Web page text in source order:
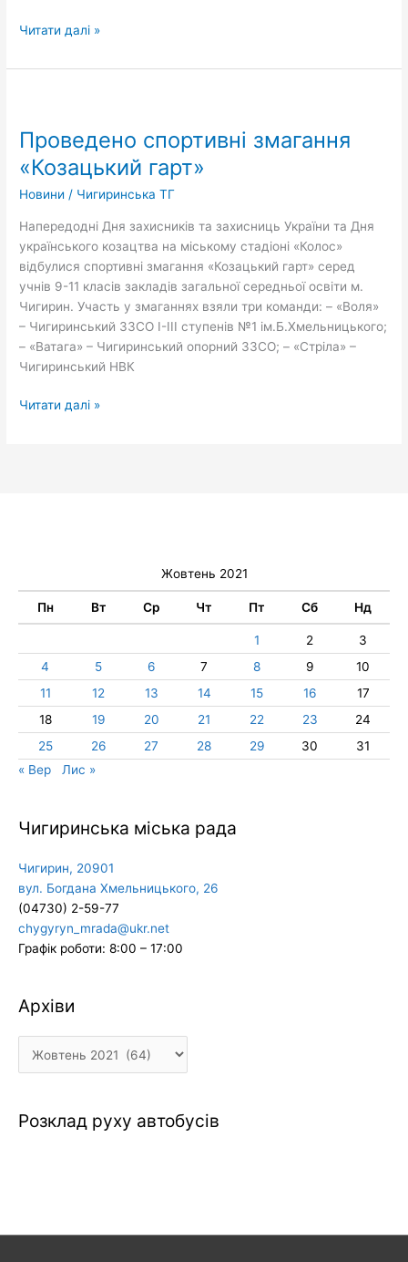
Читати далі »
Проведено спортивні змагання
«Козацький гарт»
Новини / Чигиринська ТГ
Напередодні Дня захисників та захисниць України та Дня
українського козацтва на міському стадіоні «Колос»
відбулися спортивні змагання «Козацький гарт» серед
учнів 9-11 класів закладів загальної середньої освіти м.
Чигирин. Участь у змаганнях взяли три команди: – «Воля»
– Чигиринський ЗЗСО І-III ступенів №1 ім.Б.Хмельницького;
– «Ватага» – Чигиринський опорний ЗЗСО; – «Стріла» –
Чигиринський НВК
змагання
«Козацький
гарт»
Читати далі »
Жовтень 2021
Пн Вт Ср Чт Пт Сб Нд
1 2
3
4
5 6 7 8 9
10
11
12 13 14 15 16
17
18
19 20 21 22 23
24
25
26 27 28 29 30
31
« Вер
Лис »
Чигиринська міська рада
Чигирин, 20901
вул. Богдана Хмельницького, 26
(04730) 2-59-77
chygyryn_mrada@ukr.net
Графік роботи: 8:00 – 17:00
Архіви
Архіви
Розклад руху автобусів